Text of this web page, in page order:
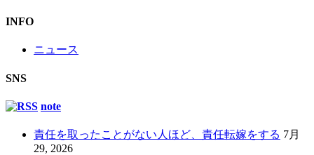
INFO
ニュース
SNS
note
責任を取ったことがない人ほど、責任転嫁をする 7月
29, 2026